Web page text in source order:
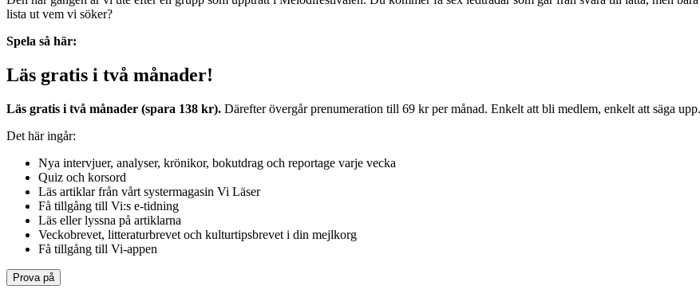
lista ut vem vi söker?
Spela så här:
Läs gratis i två månader!
Läs gratis i två månader (spara 138 kr). Därefter övergår prenumeration till 69 kr per månad. Enkelt att bli medlem, enkelt att säga upp.
Det här ingår:
Nya intervjuer, analyser, krönikor, bokutdrag och reportage varje vecka
Quiz och korsord
Läs artiklar från vårt systermagasin Vi Läser
Få tillgång till Vi:s e-tidning
Läs eller lyssna på artiklarna
Veckobrevet, litteraturbrevet och kulturtipsbrevet i din mejlkorg
Få tillgång till Vi-appen
Prova på